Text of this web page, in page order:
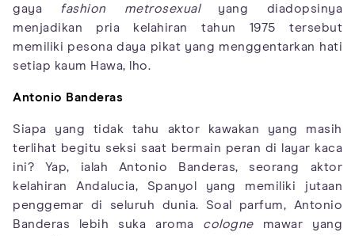
gaya fashion metrosexualyang diadopsinya
menjadikan pria kelahiran tahun 1975 tersebut
memiliki pesona daya pikat yang menggentarkan hati
setiap kaum Hawa, lho.
Antonio Banderas
Siapa yang tidak tahu aktor kawakan yang masih
terlihat begitu seksi saat bermain peran di layar kaca
ini? Yap, ialah Antonio Banderas, seorang aktor
kelahiran Andalucia, Spanyol yang memiliki jutaan
penggemar di seluruh dunia. Soal parfum, Antonio
Banderas lebih suka aroma colognemawar yang